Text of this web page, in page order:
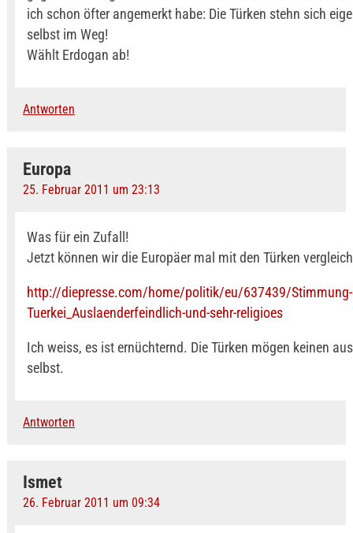
ich schon öfter angemerkt habe: Die Türken stehn sich
selbst im Weg!
Wählt Erdogan ab!
Antworten
Europa
25. Februar 2011 um 23:13
Was für ein Zufall!
Jetzt können wir die Europäer mal mit den Türken
http://diepresse.com/home/politik/eu/637439/
Tuerkei_Auslaenderfeindlich-und-sehr-religioes
Ich weiss, es ist ernüchternd. Die Türken mögen keinen
selbst.
Antworten
Ismet
26. Februar 2011 um 09:34